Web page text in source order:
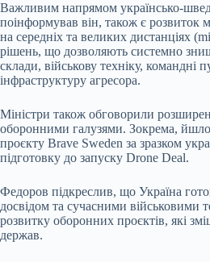
Важливим напрямом українсько-
поінформував він, також є розвиток
на середніх та великих дистанціях
рішень, що дозволяють системно
склади, військову техніку, командні
інфраструктуру агресора.
Міністри також обговорили
оборонними галузями. Зокрема,
проєкту Brave Sweden за зразком
підготовку до запуску Drone Deal.
Федоров підкреслив, що Україна
досвідом та сучасними військовими
розвитку оборонних проєктів, які
держав.